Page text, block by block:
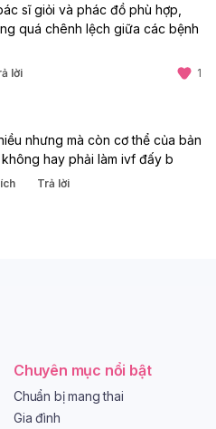
sĩ giỏi và phác đồ phù hợp,
quá chênh lệch giữa các bệnh
lời 1
nhưng mà còn cơ thể của bản
hay phải làm ivf đấy b
Trả lời
Chuyên mục nổi bật
Chuẩn bị mang thai
Gia đình